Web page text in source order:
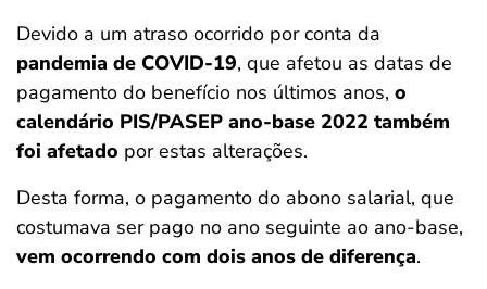
Devido a um atraso ocorrido por conta da
pandemia de COVID-19, que afetou as datas de
pagamento do benefício nos últimos anos, o
calendário PIS/PASEP ano-base 2022 também
foi afetado por estas alterações.
Desta forma, o pagamento do abono salarial, que
costumava ser pago no ano seguinte ao ano-base,
vem ocorrendo com dois anos de diferença.